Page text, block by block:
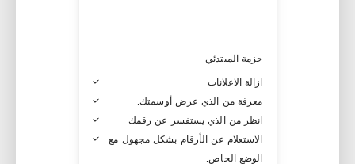
حزمة المبتدئي
ازالة الاعلانات
معرفة من الذي عرض أوسمتك.
انظر من الذي يستفسر عن رقمك
الاستعلام عن الأرقام بشكل مجهول مع
الوضع الخاص.